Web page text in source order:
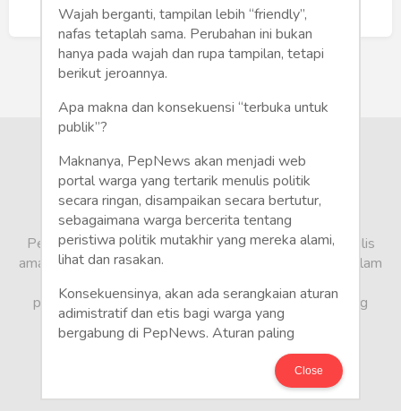
Humaniora
Sketsa
Tekno
Gaya
Wisata
Wanita
Buat Akun Baru
Wajah berganti, tampilan lebih “friendly”,
nafas tetaplah sama. Perubahan ini bukan
hanya pada wajah dan rupa tampilan, tetapi
berikut jeroannya.
Apa makna dan konsekuensi “terbuka untuk
publik”?
Maknanya, PepNews akan menjadi web
portal warga yang tertarik menulis politik
secara ringan, disampaikan secara bertutur,
sebagaimana warga bercerita tentang
peristiwa politik mutakhir yang mereka alami,
lihat dan rasakan.
Konsekuensinya, akan ada serangkaian aturan
adimistratif dan etis bagi warga yang
bergabung di PepNews. Aturan paling
mendasar adalah setiap penulis wajib
menggunakan identitas asli sesuai kartu
keterangan penduduk. Demikian juga foto
Close
PepNews.com adalah media warga, tempat bagi penulis
amatir dan profesional menyampaikan berbagai opini dalam
pandang tidak biasa, yang berbeda dari sudut pandang
berita media arus utama.